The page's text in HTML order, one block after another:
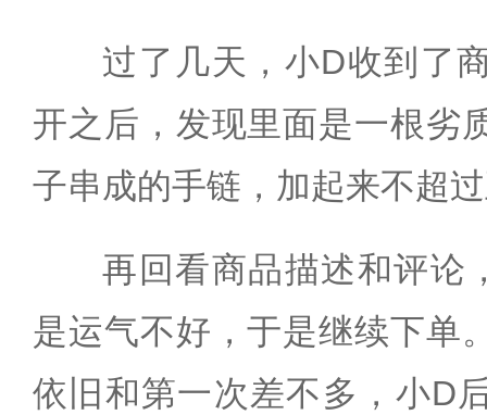
过了几天，小D收到了
开之后，发现里面是一根劣
子串成的手链，加起来不超
再回看商品描述和评论
是运气不好，于是继续下单
依旧和第一次差不多，小D